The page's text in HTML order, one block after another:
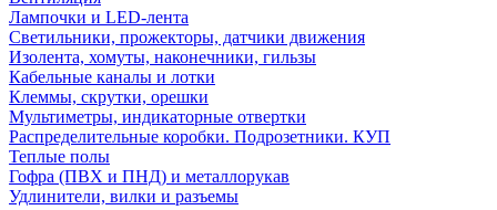
Лампочки и LED-лента
Светильники, прожекторы, датчики движения
Изолента, хомуты, наконечники, гильзы
Кабельные каналы и лотки
Клеммы, скрутки, орешки
Мультиметры, индикаторные отвертки
Распределительные коробки. Подрозетники. КУП
Теплые полы
Гофра (ПВХ и ПНД) и металлорукав
Удлинители, вилки и разъемы